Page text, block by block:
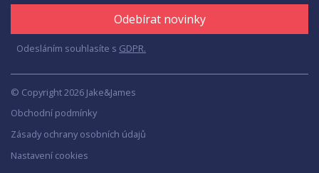
Odebírat novinky
Odesláním souhlasíte s GDPR.
© Copyright 2026 Jake&James
Obchodní podmínky
Zásady ochrany osobních údajů
Nastavení cookies